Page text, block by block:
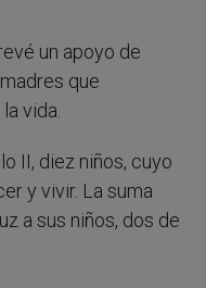
un apoyo de
que
vida.
II, diez niños, cuyo
y vivir. La suma
a sus niños, dos de